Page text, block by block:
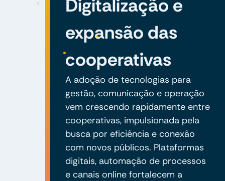
Digitalização e
expansão das
cooperativas
A adoção de tecnologias para
gestão, comunicação e operação
vem crescendo rapidamente entre
cooperativas, impulsionada pela
busca por eficiência e conexão
com novos públicos. Plataformas
digitais, automação de processos
e canais online fortalecem a